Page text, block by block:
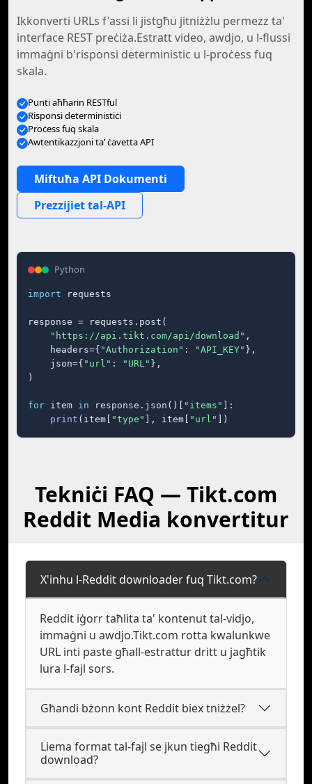
Ikkonverti URLs f'assi li jistgħu jitniżżlu permezz ta'
interface REST preċiża.Estratt video, awdjo, u l-flussi
immaġni b'risponsi deterministic u l-proċess fuq
skala.
Punti aħħarin RESTful
Risponsi deterministiċi
Proċess fuq skala
Awtentikazzjoni ta’ ċavetta API
Miftuħa API Dokumenti
Prezzijiet tal-API
Python
import requests
response = requests.post(
"https://api.tikt.com/api/download" ,
    headers={
"Authorization" : "API_KEY" },
    json={
"url" : "URL" },
)
for item in response.json()[ "items"
]:
print (item[ "type" ], item[ "url" ])
Tekniċi FAQ — Tikt.com
Reddit Media konvertitur
X'inhu l-Reddit downloader fuq Tikt.com?
Reddit iġorr taħlita ta' kontenut tal-vidjo,
immaġni u awdjo.Tikt.com rotta kwalunkwe
URL inti paste għall-estrattur dritt u jagħtik
lura l-fajl sors.
Għandi bżonn kont Reddit biex tniżżel?
Liema format tal-fajl se jkun tiegħi Reddit
download?